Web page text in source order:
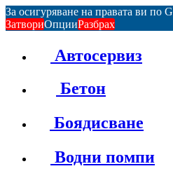
За осигуряване на правата ви по
ЗатвориОпцииРазбрах
Автосервиз
Бетон
Боядисване
Водни помпи